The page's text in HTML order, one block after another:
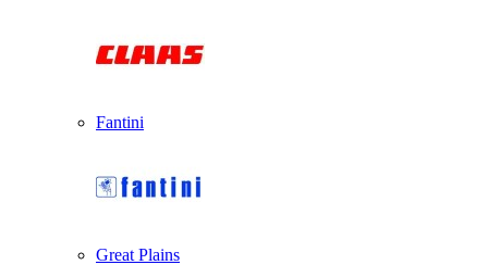
Fantini
Great Plains